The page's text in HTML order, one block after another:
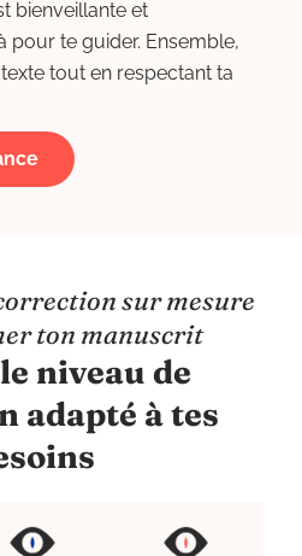
bienveillante et
pour te guider. Ensemble,
tout en respectant ta
sur mesure
ton manuscrit
niveau de
adapté à tes